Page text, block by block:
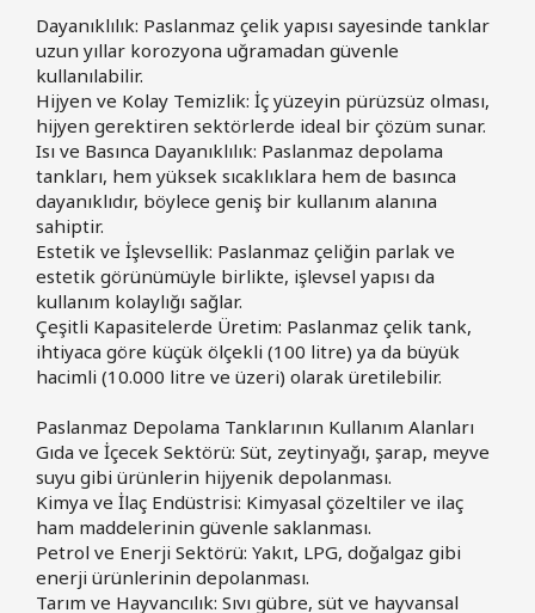
Dayanıklılık: Paslanmaz çelik yapısı sayesinde tanklar
uzun yıllar korozyona uğramadan güvenle
kullanılabilir.
Hijyen ve Kolay Temizlik: İç yüzeyin pürüzsüz olması,
hijyen gerektiren sektörlerde ideal bir çözüm sunar.
Isı ve Basınca Dayanıklılık: Paslanmaz depolama
tankları, hem yüksek sıcaklıklara hem de basınca
dayanıklıdır, böylece geniş bir kullanım alanına
sahiptir.
Estetik ve İşlevsellik: Paslanmaz çeliğin parlak ve
estetik görünümüyle birlikte, işlevsel yapısı da
kullanım kolaylığı sağlar.
Çeşitli Kapasitelerde Üretim: Paslanmaz çelik tank,
ihtiyaca göre küçük ölçekli (100 litre) ya da büyük
hacimli (10.000 litre ve üzeri) olarak üretilebilir.
Paslanmaz Depolama Tanklarının Kullanım Alanları
Gıda ve İçecek Sektörü: Süt, zeytinyağı, şarap, meyve
suyu gibi ürünlerin hijyenik depolanması.
Kimya ve İlaç Endüstrisi: Kimyasal çözeltiler ve ilaç
ham maddelerinin güvenle saklanması.
Petrol ve Enerji Sektörü: Yakıt, LPG, doğalgaz gibi
enerji ürünlerinin depolanması.
Tarım ve Hayvancılık: Sıvı gübre, süt ve hayvansal